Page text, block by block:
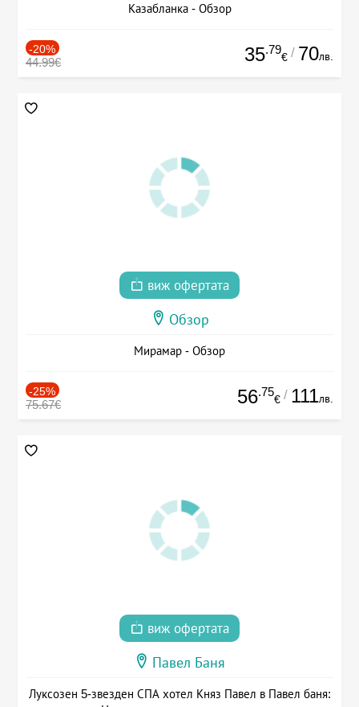
Казабланка - Обзор
-20%
44.99€ 35.79
€ / 70лв.
виж офертата
Обзор
Мирамар - Обзор
-25%
75.67€ 56.75
€ / 111лв.
виж офертата
Павел Баня
Луксозен 5-звезден СПА хотел Княз Павел в Павел баня: